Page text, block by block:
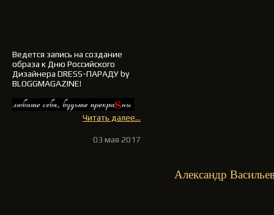
Ведется запись на создание
образа к Дню Российского
Дизайнера DRESS-ПАРАДУ by
BLOGGMAGAZINE!
Читать далее...
03 мая 2017
Александр